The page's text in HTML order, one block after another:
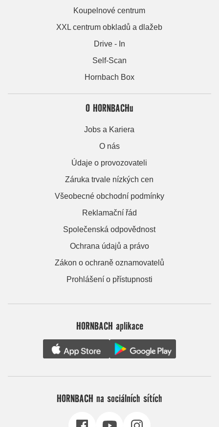
Koupelnové centrum
XXL centrum obkladů a dlažeb
Drive - In
Self-Scan
Hornbach Box
O HORNBACHu
Jobs a Kariera
O nás
Údaje o provozovateli
Záruka trvale nízkých cen
Všeobecné obchodní podmínky
Reklamační řád
Společenská odpovědnost
Ochrana údajů a právo
Zákon o ochraně oznamovatelů
Prohlášení o přístupnosti
HORNBACH aplikace
HORNBACH na sociálních sítích